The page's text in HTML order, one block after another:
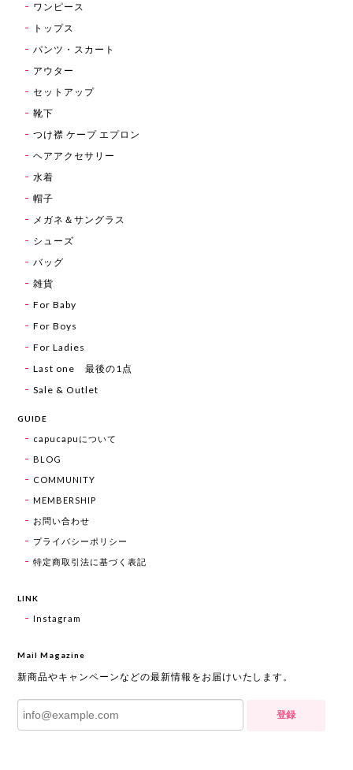
ワンピース
トップス
パンツ・スカート
アウター
セットアップ
靴下
つけ襟 ケープ エプロン
ヘアアクセサリー
水着
帽子
メガネ＆サングラス
シューズ
バッグ
雑貨
For Baby
For Boys
For Ladies
Last one 最後の1点
Sale & Outlet
GUIDE
capucapuについて
BLOG
COMMUNITY
MEMBERSHIP
お問い合わせ
プライバシーポリシー
特定商取引法に基づく表記
LINK
Instagram
Mail Magazine
新商品やキャンペーンなどの最新情報をお届けいたします。
登録